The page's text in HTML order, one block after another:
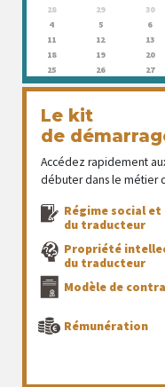
28 29 30
4
5 6
11
12 13
18
19 20
25
26 27
Le kit
de
Accédez rapidement
débuter dans le métier
Régime social
du traducteur
Propriété
du traducteur
Modèle de
Rémunération